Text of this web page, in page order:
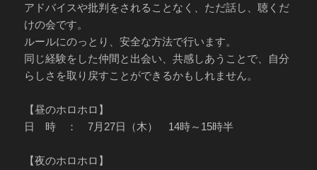
アドバイスや批判をされることなく、ただ話し、聴くだ
けの会です。
ルールにのっとり、安全な方法で行います。
同じ経験をした仲間と出会い、共感しあうことで、自分
らしさを取り戻すことができるかもしれません。
【昼のホロホロ】
日 時 ： 7月27日（木） 14時～15時半
【夜のホロホロ】